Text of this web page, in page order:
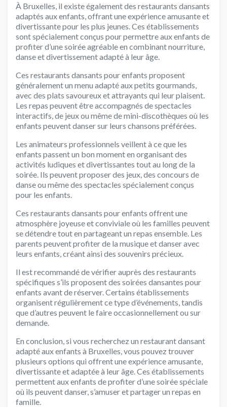
À Bruxelles, il existe également des restaurants dansants
adaptés aux enfants, offrant une expérience amusante et
divertissante pour les plus jeunes. Ces établissements
sont spécialement conçus pour permettre aux enfants de
profiter d’une soirée agréable en combinant nourriture,
danse et divertissement adapté à leur âge.
Ces restaurants dansants pour enfants proposent
généralement un menu adapté aux petits gourmands,
avec des plats savoureux et attrayants qui leur plaisent.
Les repas peuvent être accompagnés de spectacles
interactifs, de jeux ou même de mini-discothèques où les
enfants peuvent danser sur leurs chansons préférées.
Les animateurs professionnels veillent à ce que les
enfants passent un bon moment en organisant des
activités ludiques et divertissantes tout au long de la
soirée. Ils peuvent proposer des jeux, des concours de
danse ou même des spectacles spécialement conçus
pour les enfants.
Ces restaurants dansants pour enfants offrent une
atmosphère joyeuse et conviviale où les familles peuvent
se détendre tout en partageant un repas ensemble. Les
parents peuvent profiter de la musique et danser avec
leurs enfants, créant ainsi des souvenirs précieux.
Il est recommandé de vérifier auprès des restaurants
spécifiques s’ils proposent des soirées dansantes pour
enfants avant de réserver. Certains établissements
organisent régulièrement ce type d’événements, tandis
que d’autres peuvent le faire occasionnellement ou sur
demande.
En conclusion, si vous recherchez un restaurant dansant
adapté aux enfants à Bruxelles, vous pouvez trouver
plusieurs options qui offrent une expérience amusante,
divertissante et adaptée à leur âge. Ces établissements
permettent aux enfants de profiter d’une soirée spéciale
où ils peuvent danser, s’amuser et partager un repas en
famille.